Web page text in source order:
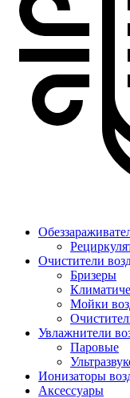
Очистители
Бризеры
Мойки
Увлажнители
Паровые
Ионизаторы
Аксессуары